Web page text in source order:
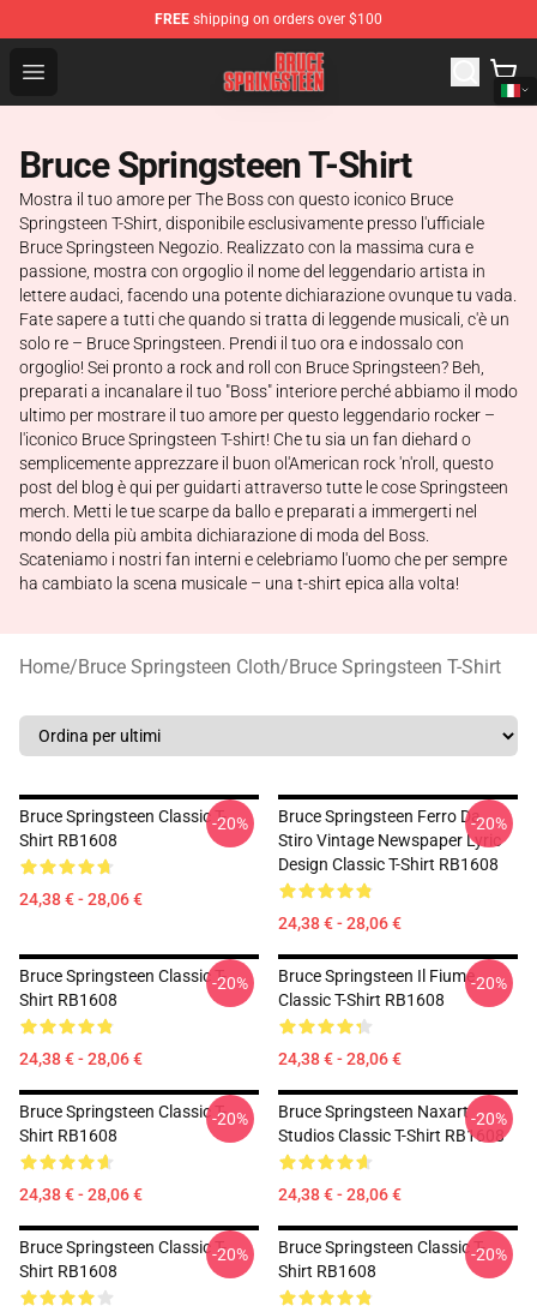
FREE shipping on orders over $100
Open menu
Bruce Springsteen Store - Official Bruce Springsteen
Bruce Springsteen T-Shirt
Mostra il tuo amore per The Boss con questo iconico Bruce
Springsteen T-Shirt, disponibile esclusivamente presso l'ufficiale
Bruce Springsteen Negozio. Realizzato con la massima cura e
passione, mostra con orgoglio il nome del leggendario artista in
lettere audaci, facendo una potente dichiarazione ovunque tu vada.
Fate sapere a tutti che quando si tratta di leggende musicali, c'è un
solo re – Bruce Springsteen. Prendi il tuo ora e indossalo con
orgoglio! Sei pronto a rock and roll con Bruce Springsteen? Beh,
preparati a incanalare il tuo "Boss" interiore perché abbiamo il modo
ultimo per mostrare il tuo amore per questo leggendario rocker –
l'iconico Bruce Springsteen T-shirt! Che tu sia un fan diehard o
semplicemente apprezzare il buon ol'American rock 'n'roll, questo
post del blog è qui per guidarti attraverso tutte le cose Springsteen
merch. Metti le tue scarpe da ballo e preparati a immergerti nel
mondo della più ambita dichiarazione di moda del Boss.
Scateniamo i nostri fan interni e celebriamo l'uomo che per sempre
ha cambiato la scena musicale – una t-shirt epica alla volta!
Home/Bruce Springsteen Cloth/Bruce Springsteen T-Shirt
Bruce Springsteen Classic T-
Shirt RB1608
24,38 € - 28,06 €
-20%
Bruce Springsteen Ferro Da
Stiro Vintage Newspaper Lyric
Design Classic T-Shirt RB1608
24,38 € - 28,06 €
-20%
Bruce Springsteen Classic T-
Shirt RB1608
24,38 € - 28,06 €
-20%
Bruce Springsteen Il Fiume
Classic T-Shirt RB1608
24,38 € - 28,06 €
-20%
Bruce Springsteen Classic T-
Shirt RB1608
24,38 € - 28,06 €
-20%
Bruce Springsteen Naxart
Studios Classic T-Shirt RB1608
24,38 € - 28,06 €
-20%
Bruce Springsteen Classic T-
Shirt RB1608
-20%
Bruce Springsteen Classic T-
Shirt RB1608
-20%